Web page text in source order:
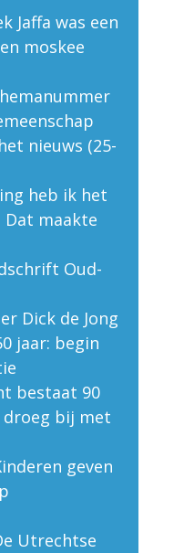
Jaffa was een
moskee
nieuws (25-
heb ik het
Dat maakte
Oud-
Dick de Jong
jaar: begin
bestaat 90
droeg bij met
geven
Utrechtse